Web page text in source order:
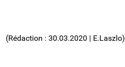
(Rédaction : 30.03.2020 | E.Laszlo)